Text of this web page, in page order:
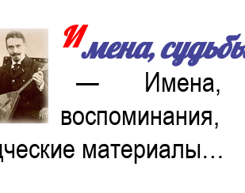
Имена,
— Имена,
материалы…